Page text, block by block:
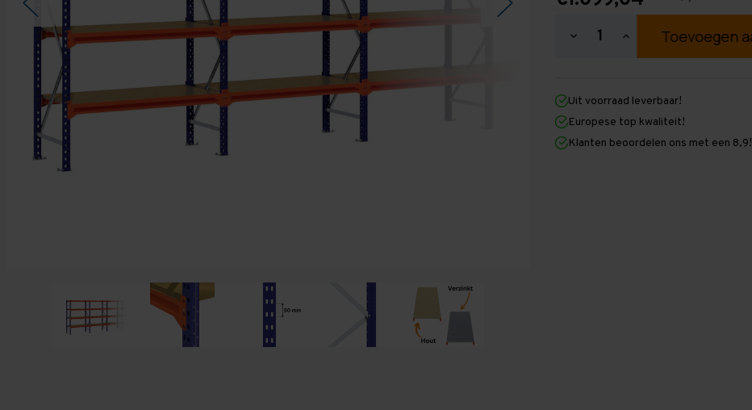
Hoeveelheid
2.000
mm
x
11.300
mm
Hoeveelheid
verhogen
2.000
mm
x
11.300
mm
Uit voorraad leverbaar!
Europese top kwaliteit!
Klanten beoordelen ons met een 8,9!